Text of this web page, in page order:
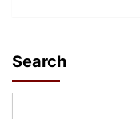
Search